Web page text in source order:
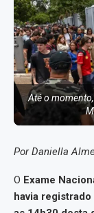
Até o
Por Daniella
O Exame
havia